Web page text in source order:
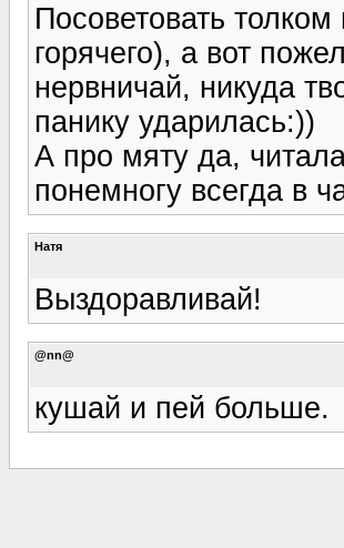
Посоветовать
горячего), а вот
нервничай, никуда
панику ударилась:))
А про мяту да,
понемногу всегда в
Натя
Выздоравливай!
@nn@
кушай и пей больше.